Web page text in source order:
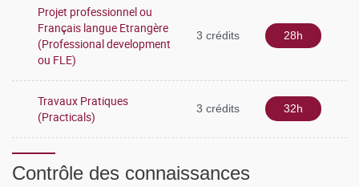
Projet professionnel ou
Français langue Etrangère
(Professional development
ou FLE)
3 crédits 28h
Travaux Pratiques
(Practicals)
3 crédits 32h
Contrôle des connaissances